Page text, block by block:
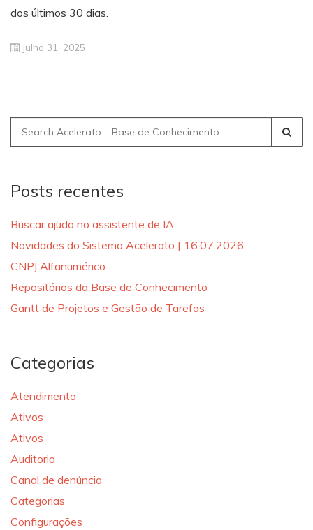
dos últimos 30 dias.
julho 31, 2025
Search
for:
Posts recentes
Buscar ajuda no assistente de IA.
Novidades do Sistema Acelerato | 16.07.2026
CNPJ Alfanumérico
Repositórios da Base de Conhecimento
Gantt de Projetos e Gestão de Tarefas
Categorias
Atendimento
Ativos
Ativos
Auditoria
Canal de denúncia
Categorias
Configurações